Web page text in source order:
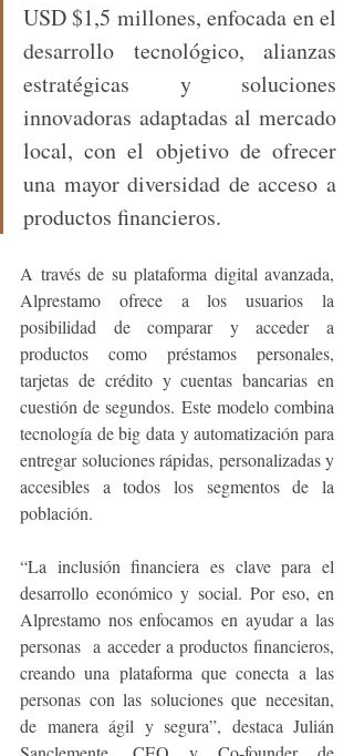
USD $1,5 millones, enfocada en el
desarrollo tecnológico, alianzas
estratégicas y soluciones
innovadoras adaptadas al mercado
local, con el objetivo de ofrecer
una mayor diversidad de acceso a
productos financieros.
A través de su plataforma digital avanzada,
Alprestamo ofrece a los usuarios la
posibilidad de comparar y acceder a
productos como préstamos personales,
tarjetas de crédito y cuentas bancarias en
cuestión de segundos. Este modelo combina
tecnología de big data y automatización para
entregar soluciones rápidas, personalizadas y
accesibles a todos los segmentos de la
población.
“La inclusión financiera es clave para el
desarrollo económico y social. Por eso, en
Alprestamo nos enfocamos en ayudar a las
personas  a acceder a productos financieros,
creando una plataforma que conecta a las
personas con las soluciones que necesitan,
de manera ágil y segura”, destaca Julián